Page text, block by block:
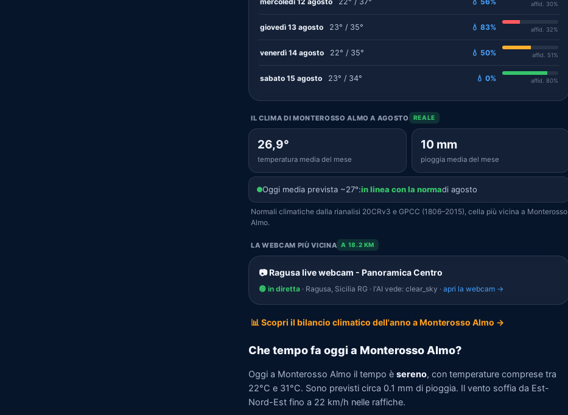
affid. 30%
giovedì 13 agosto 23° / 35° 💧 83% affid. 32%
venerdì 14 agosto 22° / 35° 💧 50% affid. 51%
sabato 15 agosto 23° / 34° 💧 0% affid. 80%
IL CLIMA DI MONTEROSSO ALMO A AGOSTO REALE
26,9°
temperatura media del mese
10 mm
pioggia media del mese
Oggi media prevista ~27°:in linea con la normadi agosto
Normali climatiche dalla rianalisi 20CRv3 e GPCC (1806–2015), cella più vicina a Monterosso
Almo.
LA WEBCAM PIÙ VICINA A 18.2 KM
📷 Ragusa live webcam - Panoramica Centro
🟢 in diretta · Ragusa, Sicilia RG · l'AI vede: clear_sky · apri la webcam →
📊 Scopri il bilancio climatico dell'anno a Monterosso Almo →
Che tempo fa oggi a Monterosso Almo?
Oggi a Monterosso Almo il tempo è sereno, con temperature comprese tra
22°C e 31°C. Sono previsti circa 0.1 mm di pioggia. Il vento soffia da Est-
Nord-Est fino a 22 km/h nelle raffiche.